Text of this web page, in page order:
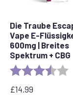
Die Traube
Vape E-
600mg | Breites
Spektrum + CBG
Bewertung:
£14.99